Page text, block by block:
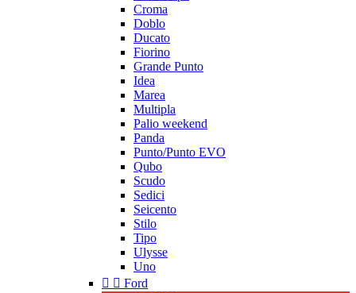
Croma
Doblo
Ducato
Fiorino
Grande Punto
Idea
Marea
Multipla
Palio weekend
Panda
Punto/Punto EVO
Qubo
Scudo
Sedici
Seicento
Stilo
Tipo
Ulysse
Uno
  Ford